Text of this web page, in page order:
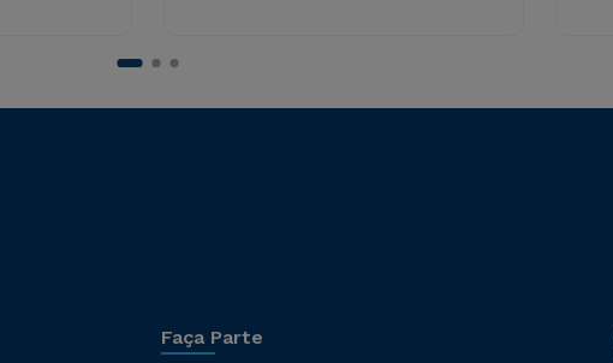
Faça Parte